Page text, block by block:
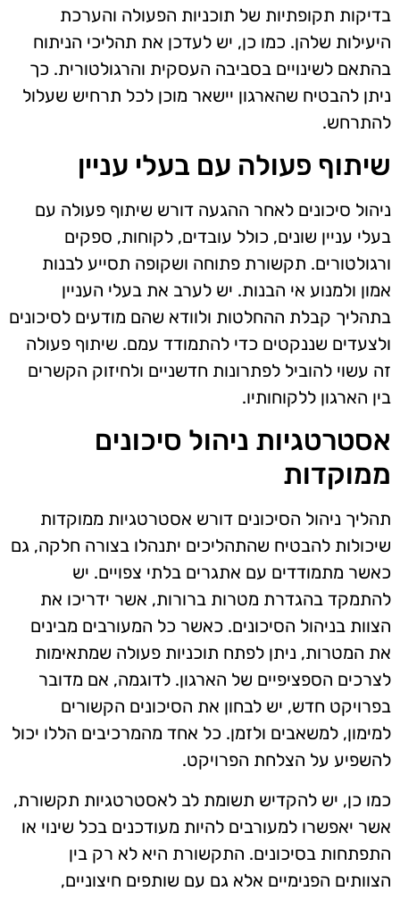
בדיקות תקופתיות של תוכניות הפעולה והערכת
היעילות שלהן. כמו כן, יש לעדכן את תהליכי הניתוח
בהתאם לשינויים בסביבה העסקית והרגולטורית. כך
ניתן להבטיח שהארגון יישאר מוכן לכל תרחיש שעלול
להתרחש.
שיתוף פעולה עם בעלי עניין
ניהול סיכונים לאחר ההגעה דורש שיתוף פעולה עם
בעלי עניין שונים, כולל עובדים, לקוחות, ספקים
ורגולטורים. תקשורת פתוחה ושקופה תסייע לבנות
אמון ולמנוע אי הבנות. יש לערב את בעלי העניין
בתהליך קבלת ההחלטות ולוודא שהם מודעים לסיכונים
ולצעדים שננקטים כדי להתמודד עמם. שיתוף פעולה
זה עשוי להוביל לפתרונות חדשניים ולחיזוק הקשרים
בין הארגון ללקוחותיו.
אסטרטגיות ניהול סיכונים
ממוקדות
תהליך ניהול הסיכונים דורש אסטרטגיות ממוקדות
שיכולות להבטיח שהתהליכים יתנהלו בצורה חלקה, גם
כאשר מתמודדים עם אתגרים בלתי צפויים. יש
להתמקד בהגדרת מטרות ברורות, אשר ידריכו את
הצוות בניהול הסיכונים. כאשר כל המעורבים מבינים
את המטרות, ניתן לפתח תוכניות פעולה שמתאימות
לצרכים הספציפיים של הארגון. לדוגמה, אם מדובר
בפרויקט חדש, יש לבחון את הסיכונים הקשורים
למימון, למשאבים ולזמן. כל אחד מהמרכיבים הללו יכול
להשפיע על הצלחת הפרויקט.
כמו כן, יש להקדיש תשומת לב לאסטרטגיות תקשורת,
אשר יאפשרו למעורבים להיות מעודכנים בכל שינוי או
התפתחות בסיכונים. התקשורת היא לא רק בין
הצוותים הפנימיים אלא גם עם שותפים חיצוניים,